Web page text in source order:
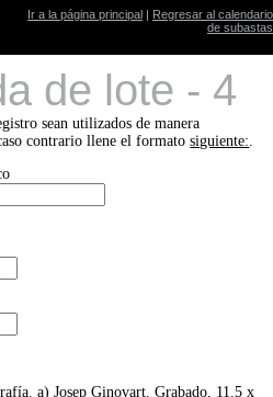
Ir a la página principal | Regresar al calendario
de subastas
de lote - 4
sean utilizados de manera
contrario llene el formatosiguiente:.
a) Josep Ginovart. Grabado, 11.5 x